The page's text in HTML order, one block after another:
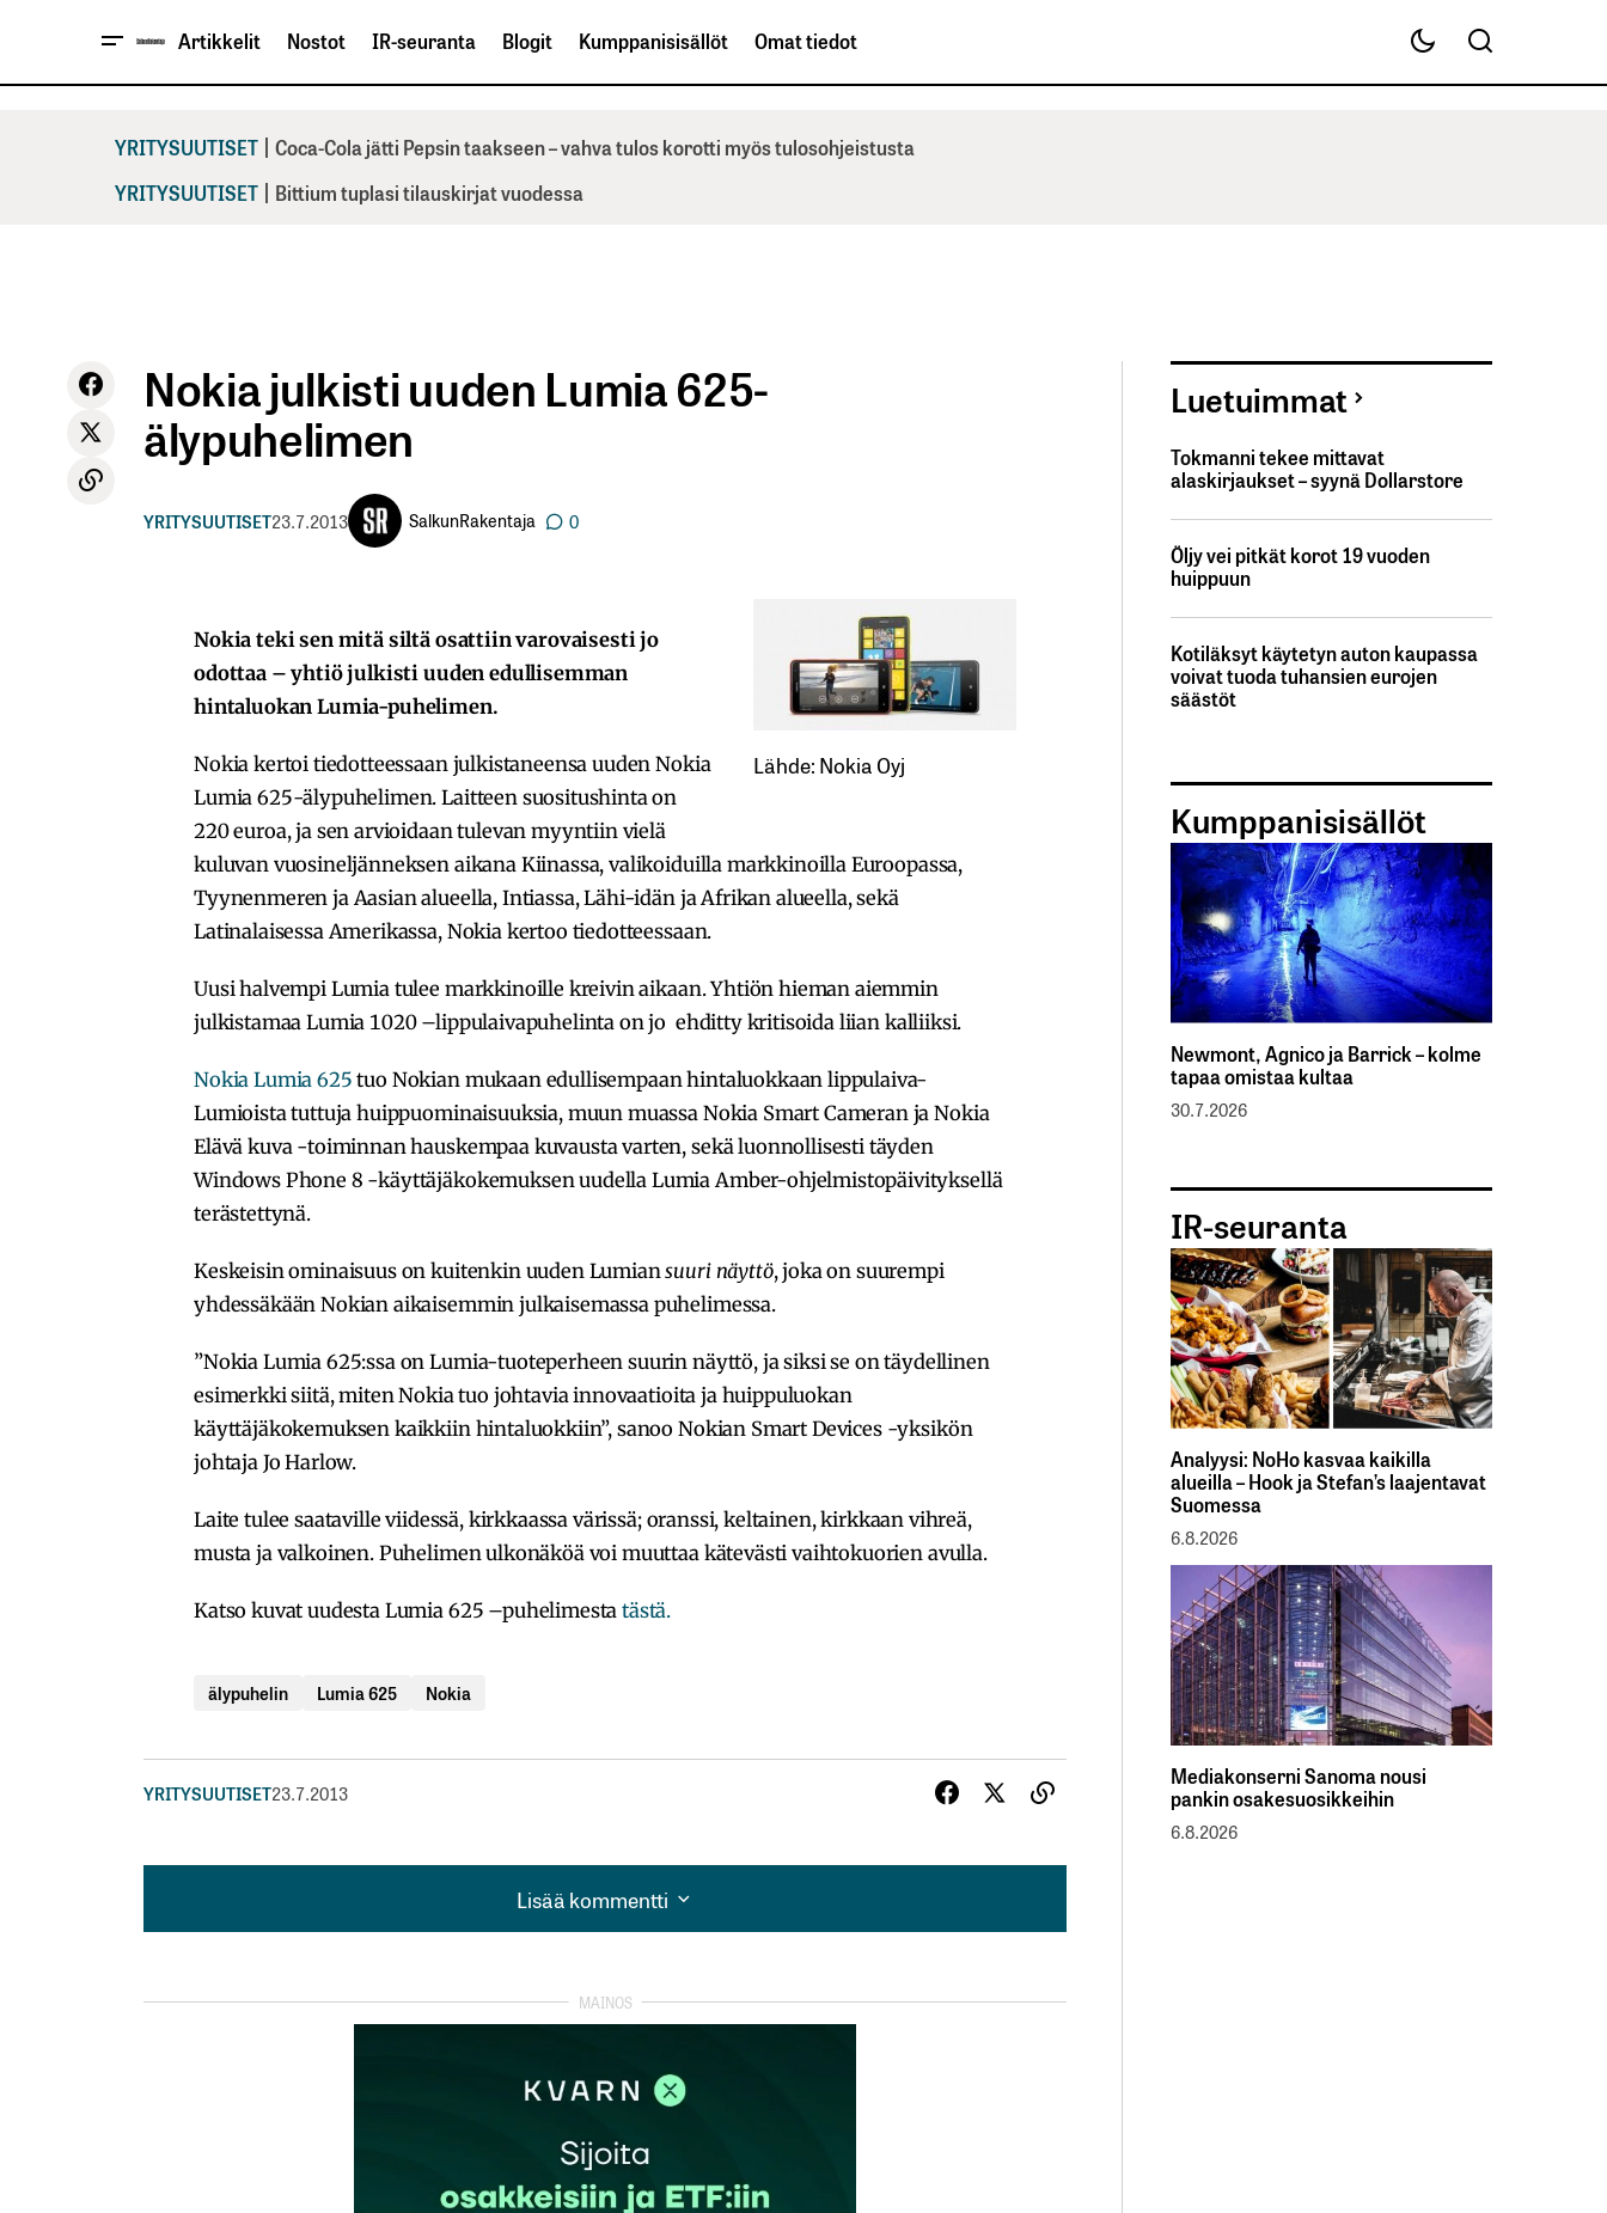
Artikkelit Nostot IR-seuranta Blogit Kumppanisisällöt Omat tiedot
YRITYSUUTISET | Coca-Cola jätti Pepsin taakseen – vahva tulos korotti myös tulosohjeistusta
YRITYSUUTISET | Bittium tuplasi tilauskirjat vuodessa
Nokia julkisti uuden Lumia 625-
älypuhelimen
YRITYSUUTISET23.7.2013 SalkunRakentaja 0
Lähde: Nokia Oyj
Nokia teki sen mitä siltä osattiin varovaisesti jo
odottaa – yhtiö julkisti uuden edullisemman
hintaluokan Lumia-puhelimen.
Nokia kertoi tiedotteessaan julkistaneensa uuden Nokia
Lumia 625-älypuhelimen. Laitteen suositushinta on
220 euroa, ja sen arvioidaan tulevan myyntiin vielä
kuluvan vuosineljänneksen aikana Kiinassa, valikoiduilla markkinoilla Euroopassa,
Tyynenmeren ja Aasian alueella, Intiassa, Lähi-idän ja Afrikan alueella, sekä
Latinalaisessa Amerikassa, Nokia kertoo tiedotteessaan.
Uusi halvempi Lumia tulee markkinoille kreivin aikaan. Yhtiön hieman aiemmin
julkistamaa Lumia 1020 –lippulaivapuhelinta on jo ehditty kritisoida liian kalliiksi.
Nokia Lumia 625 tuo Nokian mukaan edullisempaan hintaluokkaan lippulaiva-
Lumioista tuttuja huippuominaisuuksia, muun muassa Nokia Smart Cameran ja Nokia
Elävä kuva -toiminnan hauskempaa kuvausta varten, sekä luonnollisesti täyden
Windows Phone 8 -käyttäjäkokemuksen uudella Lumia Amber-ohjelmistopäivityksellä
terästettynä.
Keskeisin ominaisuus on kuitenkin uuden Lumiansuuri näyttö, joka on suurempi
yhdessäkään Nokian aikaisemmin julkaisemassa puhelimessa.
”Nokia Lumia 625:ssa on Lumia-tuoteperheen suurin näyttö, ja siksi se on täydellinen
esimerkki siitä, miten Nokia tuo johtavia innovaatioita ja huippuluokan
käyttäjäkokemuksen kaikkiin hintaluokkiin”, sanoo Nokian Smart Devices -yksikön
johtaja Jo Harlow.
Laite tulee saataville viidessä, kirkkaassa värissä; oranssi, keltainen, kirkkaan vihreä,
musta ja valkoinen. Puhelimen ulkonäköä voi muuttaa kätevästi vaihtokuorien avulla.
Katso kuvat uudesta Lumia 625 –puhelimestatästä.
älypuhelin Lumia 625 Nokia
YRITYSUUTISET23.7.2013
Lisää kommentti
Lisää kommentti
Pakolliset kentät on merkitty
Luetuimmat
Tokmanni tekee mittavat
alaskirjaukset – syynä Dollarstore
Öljy vei pitkät korot 19 vuoden
huippuun
Kotiläksyt käytetyn auton kaupassa
voivat tuoda tuhansien eurojen
säästöt
Kumppanisisällöt
Newmont, Agnico ja Barrick – kolme
tapaa omistaa kultaa
30.7.2026
IR-seuranta
Analyysi: NoHo kasvaa kaikilla
alueilla – Hook ja Stefan’s laajentavat
Suomessa
6.8.2026
Mediakonserni Sanoma nousi
pankin osakesuosikkeihin
6.8.2026